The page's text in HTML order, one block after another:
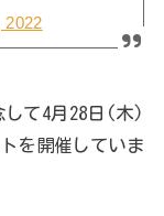
2022
して4月28日(木)
を開催していま